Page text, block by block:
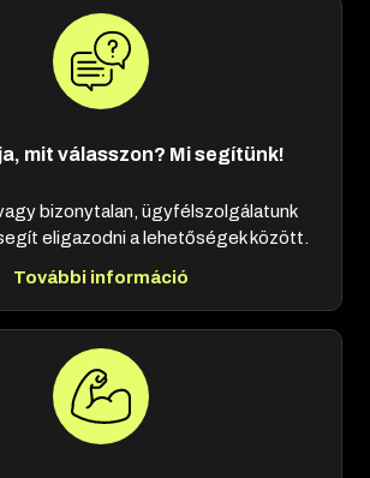
mit válasszon? Mi segítünk!
bizonytalan, ügyfélszolgálatunk
eligazodni a lehetőségek között.
További információ